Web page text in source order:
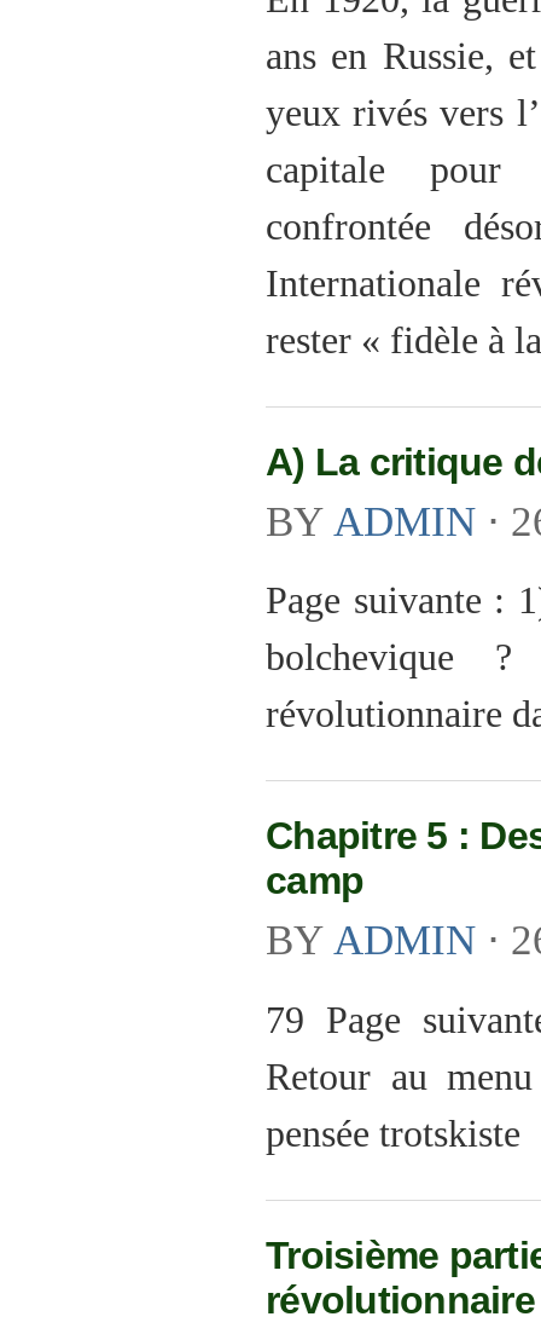
ans en Russie,
yeux rivés vers
capitale pour
confrontée
Internationale
rester « fidèle à
A) La critique
BY ADMIN ⋅
Page suivante :
bolchevique
révolutionnaire
Chapitre 5 :
camp
BY ADMIN ⋅
79 Page
Retour au
pensée trotskiste
Troisième
révolutionnaire